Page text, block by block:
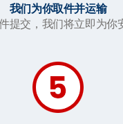
我们为你取件并运输
提交，我们将立即为你